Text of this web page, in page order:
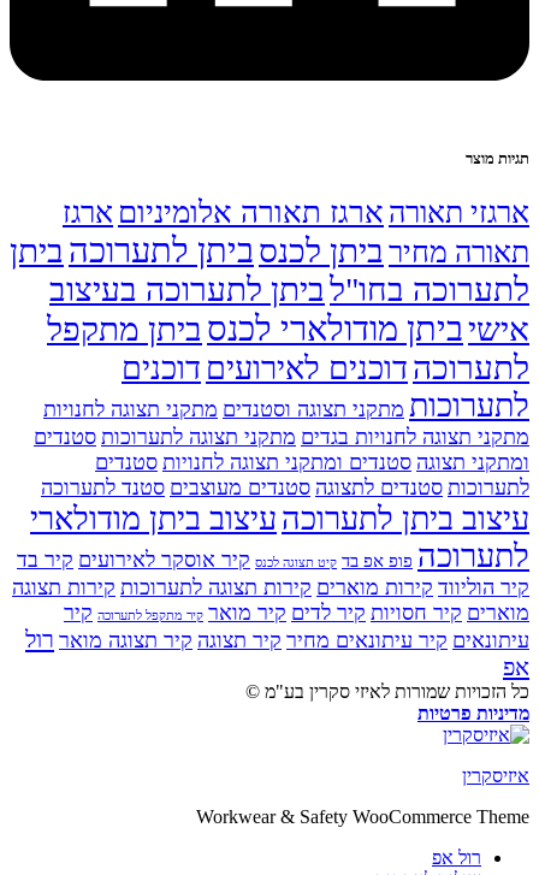
מוצר
תאורהארגז תאורה אלומיניוםארגז
מחירביתן לכנסביתן לתערוכהביתן
בחו"לביתן לתערוכה בעיצוב
ביתן מודולארי לכנסביתן מתקפל
דוכנים לאירועיםדוכנים
מתקני תצוגה וסטנדים מתקני תצוגה לחנויות
תצוגה לחנויות בגדים מתקני תצוגה לתערוכות סטנדים
תצוגה סטנדים ומתקני תצוגה לחנויות סטנדים
סטנדים לתצוגה סטנדים מעוצבים סטנד לתערוכה
ביתן לתערוכה עיצוב ביתן מודולארי
פופ אפ בד קיט תצוגה לכנס קיר אוסקר לאירועים קיר בד
קירות מוארים קירות תצוגה לתערוכות קירות תצוגה
קיר חסויות קיר לדים קיר מואר קיר מתקפל לתערוכה קיר
קיר עיתונאים מחיר קיר תצוגה קיר תצוגה מואר רול
שמורות לאיזי סקרין בע"מ ©
פרטיות
Workwear & Safety WooCommerce
רול אפ